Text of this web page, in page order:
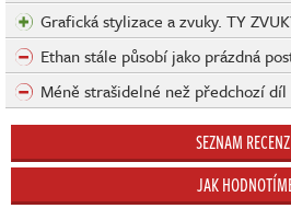
Grafická stylizace a zvuky. TY
Ethan stále působí jako prázdná
Méně strašidelné než předchozí díl
SEZNAM
JAK